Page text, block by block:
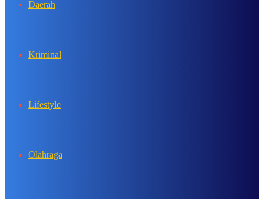
Daerah
Kriminal
Lifestyle
Olahraga